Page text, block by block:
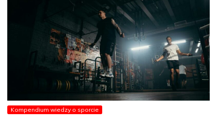
Kompendium wiedzy o sporcie